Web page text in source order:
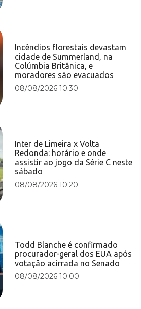
Incêndios florestais devastam
cidade de Summerland, na
Colúmbia Britânica, e
moradores são evacuados
08/08/2026 10:30
Inter de Limeira x Volta
Redonda: horário e onde
assistir ao jogo da Série C neste
sábado
08/08/2026 10:20
Todd Blanche é confirmado
procurador-geral dos EUA após
votação acirrada no Senado
08/08/2026 10:00